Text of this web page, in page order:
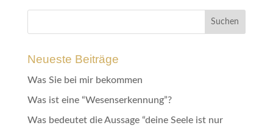
Neueste Beiträge
Was Sie bei mir bekommen
Was ist eine “Wesenserkennung”?
Was bedeutet die Aussage “deine Seele ist nur